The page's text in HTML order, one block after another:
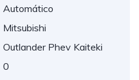
Automático
Mitsubishi
Outlander Phev Kaiteki
0